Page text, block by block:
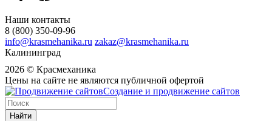
Наши контакты
8 (800) 350-09-96
info@krasmehanika.ru zakaz@krasmehanika.ru
Калининград
2026 © Красмеханика
Цены на сайте не являются публичной офертой
Создание и продвижение сайтов
Найти